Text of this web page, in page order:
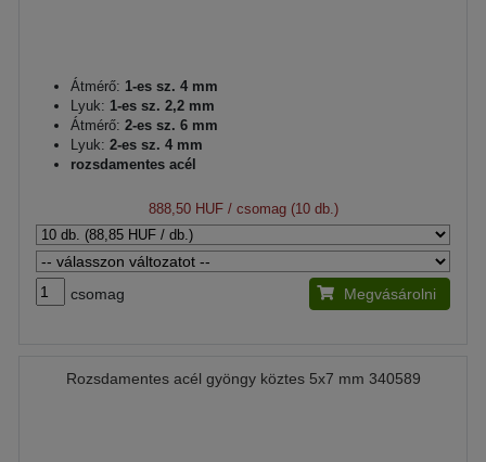
Átmérő: 1-es sz. 4 mm
Lyuk: 1-es sz. 2,2 mm
Átmérő: 2-es sz. 6 mm
Lyuk: 2-es sz. 4 mm
rozsdamentes acél
888,50 HUF/ csomag (10 db.)
csomag Megvásárolni
Rozsdamentes acél gyöngy köztes 5x7 mm 340589